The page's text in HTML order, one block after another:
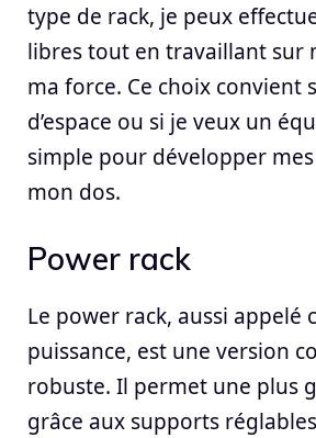
type de rack, je peux
libres tout en travaillant sur
ma force. Ce choix convient
d’espace ou si je veux un
simple pour développer
mon dos.
Power rack
Le power rack, aussi appelé
puissance, est une version
robuste. Il permet une plus
grâce aux supports